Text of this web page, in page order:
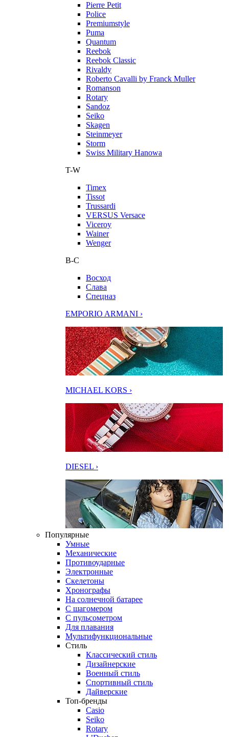
Pierre Petit
Police
Premiumstyle
Puma
Quantum
Reebok
Reebok Classic
Rivaldy
Roberto Cavalli by Franck Muller
Romanson
Rotary
Sandoz
Seiko
Skagen
Steinmeyer
Storm
Swiss Military Hanowa
T-W
Timex
Tissot
Trussardi
VERSUS Versace
Viceroy
Wainer
Wenger
В-С
Восход
Слава
Спецназ
EMPORIO ARMANI ›
MICHAEL KORS ›
DIESEL ›
Популярные
Умные
Механические
Противоударные
Электронные
Скелетоны
Хронографы
На солнечной батарее
С шагомером
С пульсометром
Для плавания
Мультифункциональные
Стиль
Классический стиль
Дизайнерские
Военный стиль
Спортивный стиль
Дайверские
Топ-бренды
Casio
Seiko
Rotary